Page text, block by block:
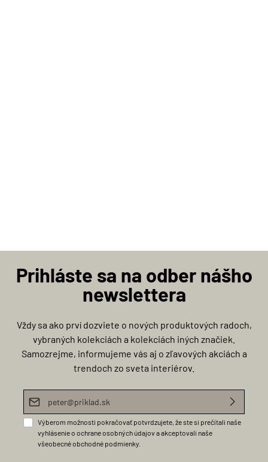
Prihláste sa na odber nášho
newslettera
Vždy sa ako prví dozviete o nových produktových radoch,
vybraných kolekciách a kolekciách iných značiek.
Samozrejme, informujeme vás aj o zľavových akciách a
trendoch zo sveta interiérov.
E-mailová adresa*
Výberom možnosti pokračovať potvrdzujete, že ste si prečítali naše
vyhlásenie o ochrane osobných údajova akceptovali naše
všeobecné obchodné podmienky